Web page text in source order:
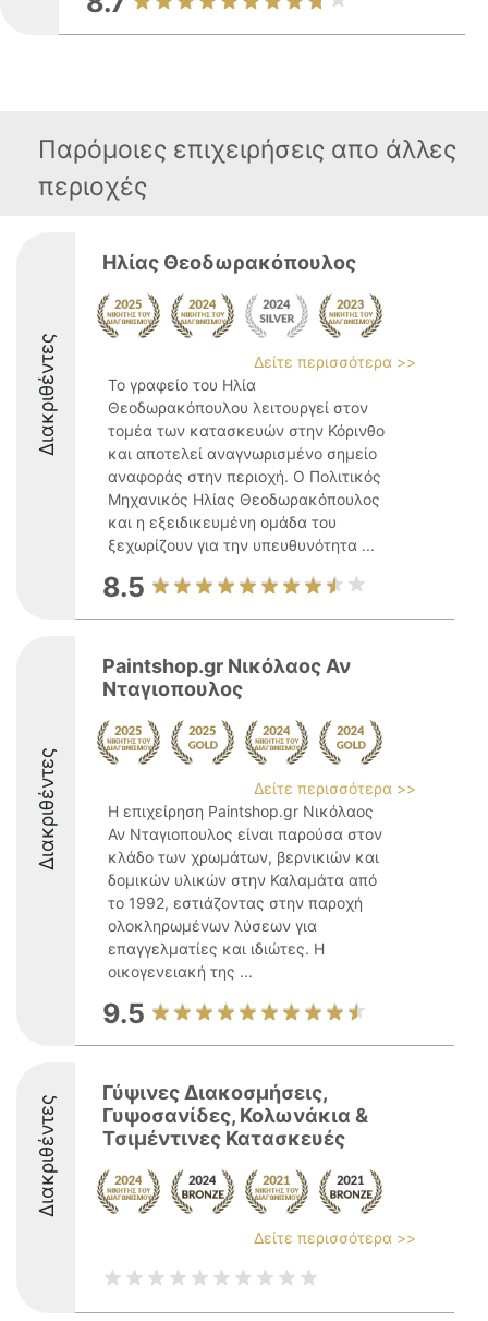
Παρόμοιες επιχειρήσεις απο άλλες
περιοχές
Διακριθέντες
Ηλίας Θεοδωρακόπουλος
Δείτε περισσότερα >>
Το γραφείο του Ηλία
Θεοδωρακόπουλου λειτουργεί στον
τομέα των κατασκευών στην Κόρινθο
και αποτελεί αναγνωρισμένο σημείο
αναφοράς στην περιοχή. Ο Πολιτικός
Μηχανικός Ηλίας Θεοδωρακόπουλος
και η εξειδικευμένη ομάδα του
ξεχωρίζουν για την υπευθυνότητα ...
8.5
Διακριθέντες
Paintshop.gr Νικόλαος Αν
Νταγιοπουλος
Δείτε περισσότερα >>
Η επιχείρηση Paintshop.gr Νικόλαος
Αν Νταγιοπουλος είναι παρούσα στον
κλάδο των χρωμάτων, βερνικιών και
δομικών υλικών στην Καλαμάτα από
το 1992, εστιάζοντας στην παροχή
ολοκληρωμένων λύσεων για
επαγγελματίες και ιδιώτες. Η
οικογενειακή της ...
9.5
Διακριθέντες
Γύψινες Διακοσμήσεις,
Γυψοσανίδες, Κολωνάκια &
Τσιμέντινες Κατασκευές
Δείτε περισσότερα >>